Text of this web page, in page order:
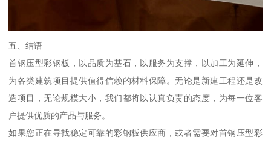
五、结语
首钢压型彩钢板，以品质为基石，以服务为支撑，以加工为延伸，
为各类建筑项目提供值得信赖的材料保障。无论是新建工程还是改
造项目，无论规模大小，我们都将以认真负责的态度，为每一位客
户提供优质的产品与服务。
如果您正在寻找稳定可靠的彩钢板供应商，或者需要对首钢压型彩